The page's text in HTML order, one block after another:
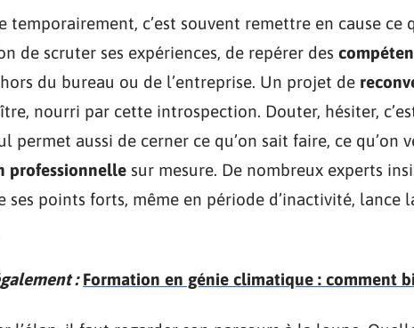
temporairement, c’est souvent remettre en cause ce
de scruter ses expériences, de repérer des
du bureau ou de l’entreprise. Un projet de
nourri par cette introspection. Douter, hésiter,
permet aussi de cerner ce qu’on sait faire, ce qu’on
professionnelle sur mesure. De nombreux experts
ses points forts, même en période d’inactivité, lance
: Formation en génie climatique : comment